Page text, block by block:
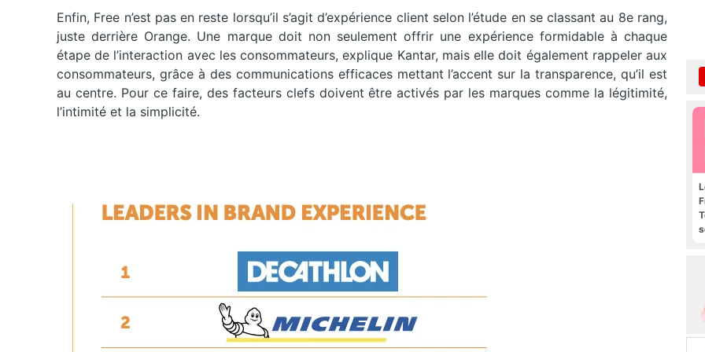
Enfin, Free n’est pas en reste lorsqu’il s’agit d’expérience client selon l’étude en se classant au 8e rang,
juste derrière Orange. Une marque doit non seulement offrir une expérience formidable à chaque
étape de l’interaction avec les consommateurs, explique Kantar, mais elle doit également rappeler aux
consommateurs, grâce à des communications efficaces mettant l’accent sur la transparence, qu’il est
au centre. Pour ce faire, des facteurs clefs doivent être activés par les marques comme la légitimité,
l’intimité et la simplicité.